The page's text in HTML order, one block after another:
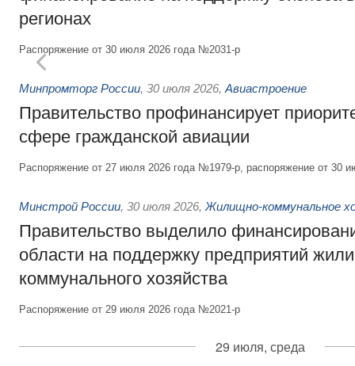
регионах
Распоряжение от 30 июля 2026 года №2031-р
Минпромторг России, 30 июля 2026, Авиастроение
Правительство профинансирует
сфере гражданской авиации
Распоряжение от 27 июля 2026 года №1979-р, распоряжение от 30
Минстрой России, 30 июля 2026, Жилищно-коммунальное
Правительство выделило
области на поддержку предприятий
коммунального хозяйства
Распоряжение от 29 июля 2026 года №2021-р
29 июля, среда